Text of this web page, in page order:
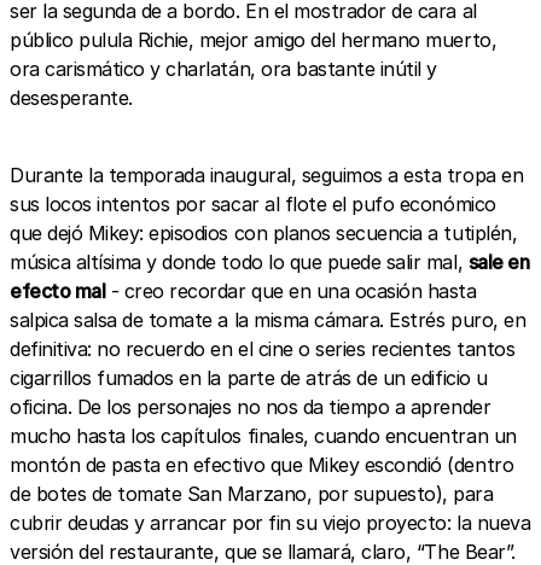
ser la segunda de a bordo. En el mostrador de cara al
público pulula Richie, mejor amigo del hermano muerto,
ora carismático y charlatán, ora bastante inútil y
desesperante.
Durante la temporada inaugural, seguimos a esta tropa en
sus locos intentos por sacar al flote el pufo económico
que dejó Mikey: episodios con planos secuencia a tutiplén,
música altísima y donde todo lo que puede salir mal, sale en
efecto mal- creo recordar que en una ocasión hasta
salpica salsa de tomate a la misma cámara. Estrés puro, en
definitiva: no recuerdo en el cine o series recientes tantos
cigarrillos fumados en la parte de atrás de un edificio u
oficina. De los personajes no nos da tiempo a aprender
mucho hasta los capítulos finales, cuando encuentran un
montón de pasta en efectivo que Mikey escondió (dentro
de botes de tomate San Marzano, por supuesto), para
cubrir deudas y arrancar por fin su viejo proyecto: la nueva
versión del restaurante, que se llamará, claro, “The Bear”.